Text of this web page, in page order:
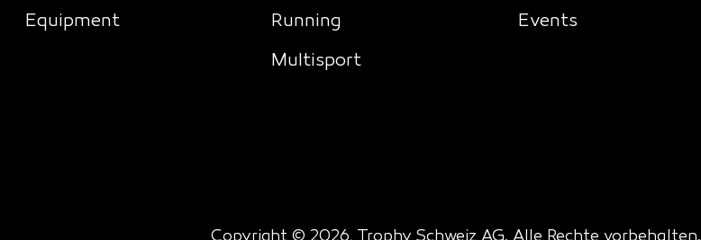
Equipment
Running
Multisport
Events